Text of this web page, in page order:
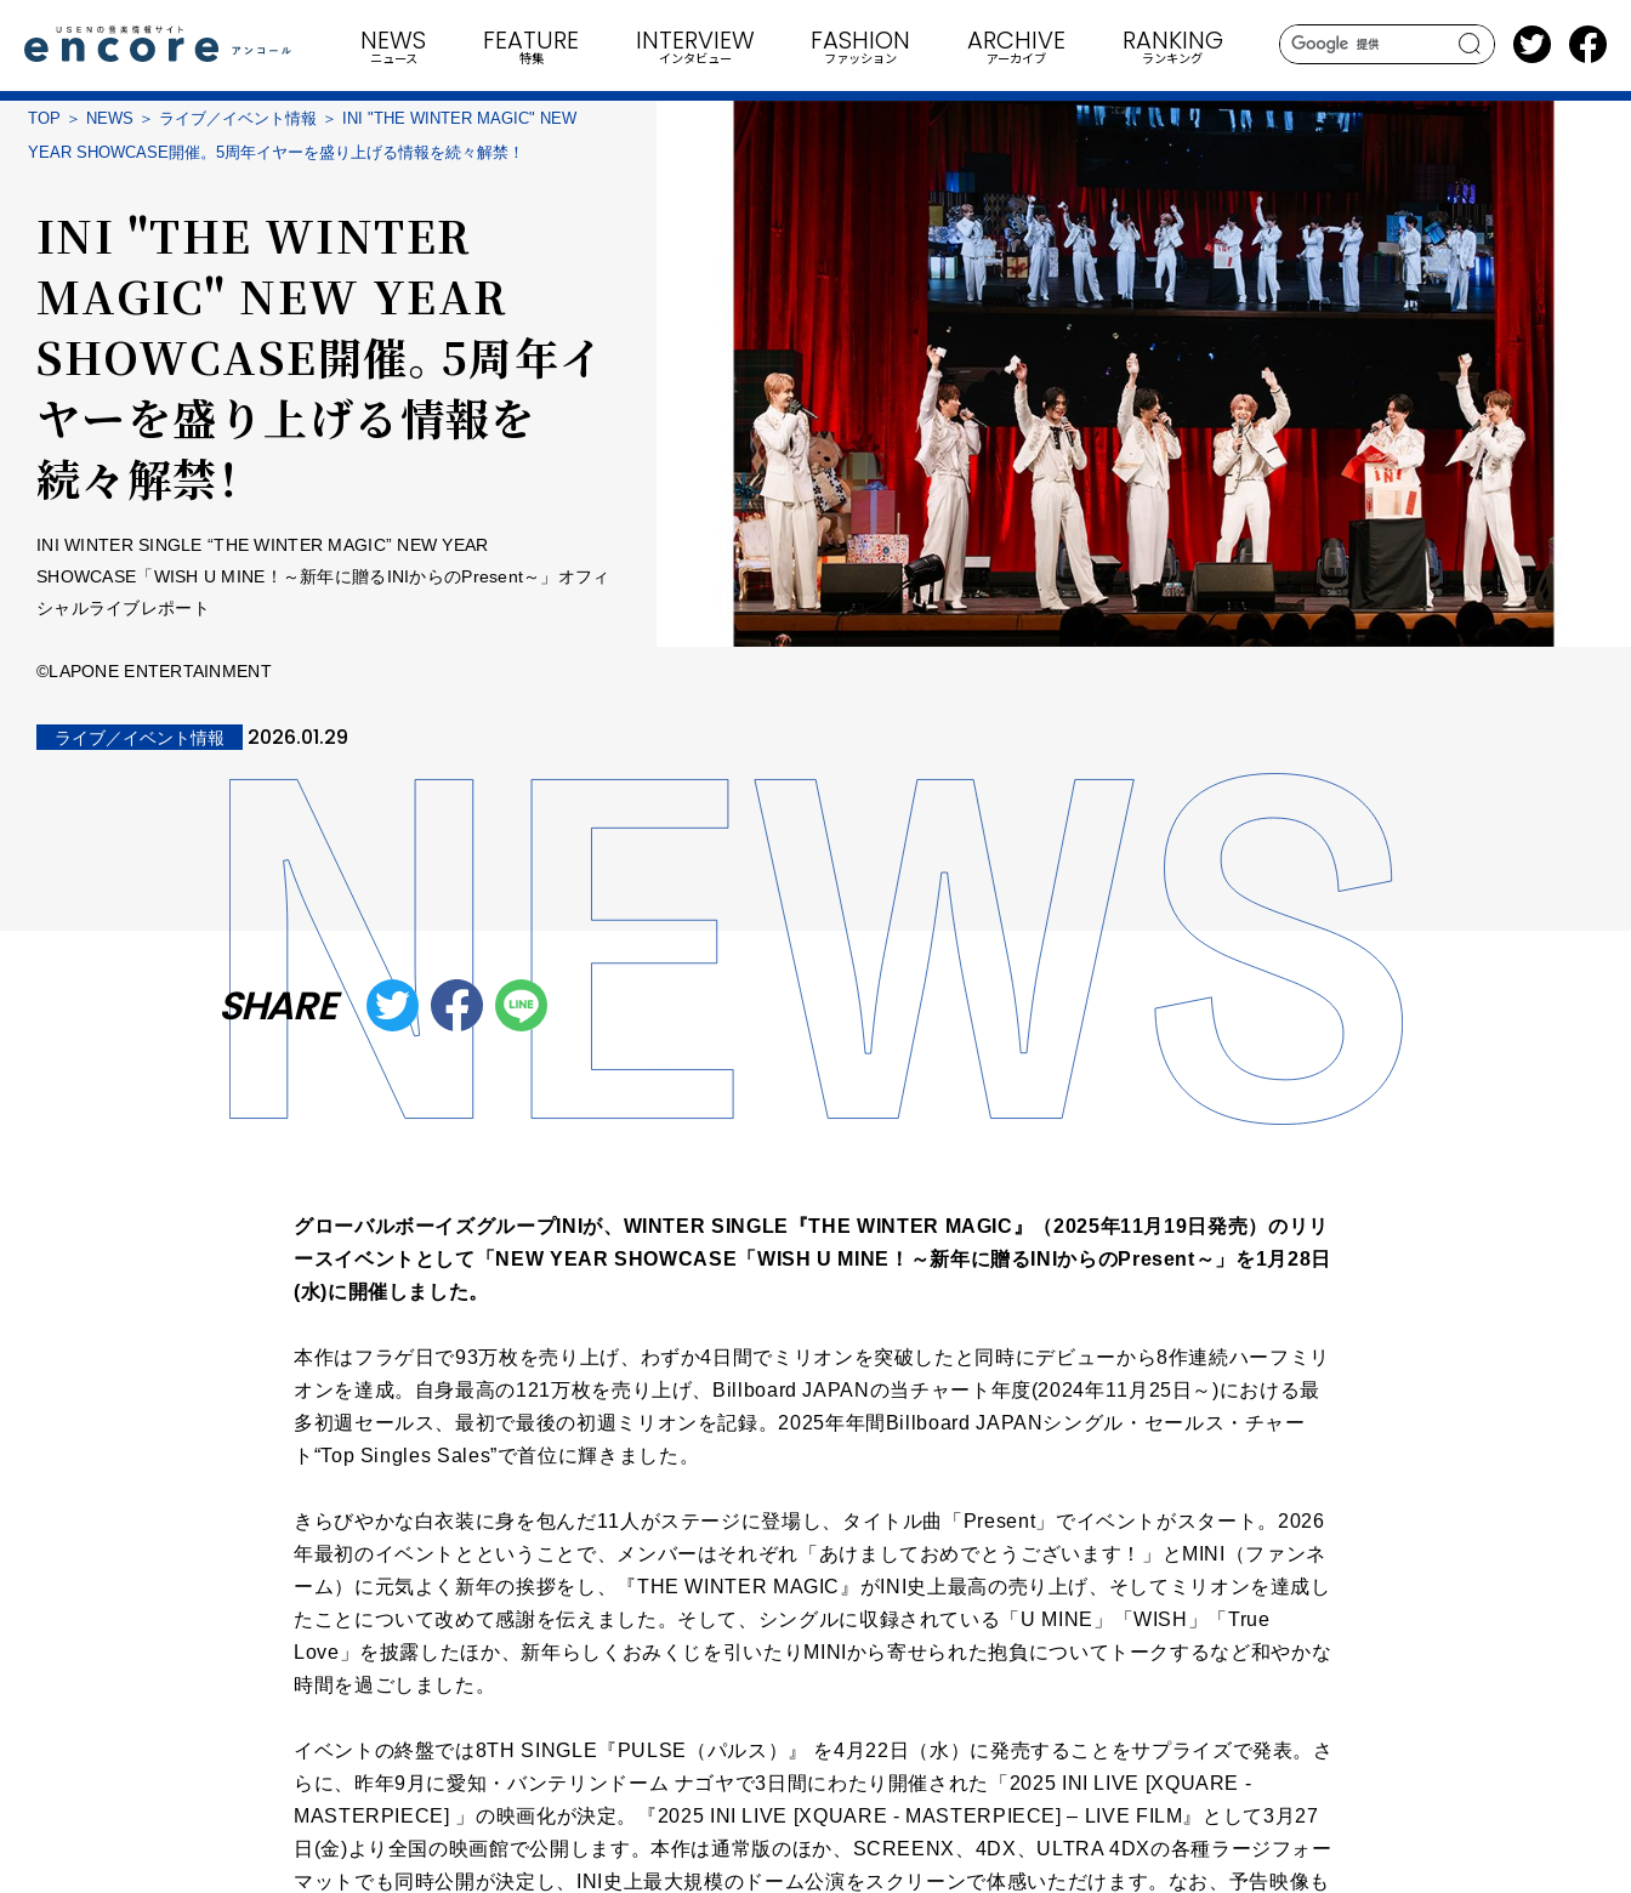
search
NEWS
ニュース
FEATURE
特集
INTERVIEW
インタビュー
FASHION
ファッション
ARCHIVE
アーカイブ
RANKING
ランキング
TOP NEWS ライブ／イベント情報
INI "THE WINTER MAGIC" NEW
YEAR SHOWCASE開催。5周年イヤーを盛り上げる情報を続々解禁！
INI "THE WINTER
MAGIC" NEW YEAR
SHOWCASE開催。5周年イ
ヤーを盛り上げる情報を
続々解禁！
INI WINTER SINGLE “THE WINTER MAGIC” NEW YEAR
SHOWCASE「WISH U MINE！～新年に贈るINIからのPresent～」オフィ
シャルライブレポート
©LAPONE ENTERTAINMENT
ライブ／イベント情報 2026.01.29
SHARE
グローバルボーイズグループINIが、WINTER SINGLE『THE WINTER MAGIC』（2025年11月19日発売）のリリ
ースイベントとして「NEW YEAR SHOWCASE「WISH U MINE！～新年に贈るINIからのPresent～」を1月28日
(水)に開催しました。
本作はフラゲ日で93万枚を売り上げ、わずか4日間でミリオンを突破したと同時にデビューから8作連続ハーフミリ
オンを達成。自身最高の121万枚を売り上げ、Billboard JAPANの当チャート年度(2024年11月25日～)における最
多初週セールス、最初で最後の初週ミリオンを記録。2025年年間Billboard JAPANシングル・セールス・チャー
ト“Top Singles Sales”で首位に輝きました。
きらびやかな白衣装に身を包んだ11人がステージに登場し、タイトル曲「Present」でイベントがスタート。2026
年最初のイベントとということで、メンバーはそれぞれ「あけましておめでとうございます！」とMINI（ファンネ
ーム）に元気よく新年の挨拶をし、『THE WINTER MAGIC』がINI史上最高の売り上げ、そしてミリオンを達成し
たことについて改めて感謝を伝えました。そして、シングルに収録されている「U MINE」「WISH」「True
Love」を披露したほか、新年らしくおみくじを引いたりMINIから寄せられた抱負についてトークするなど和やかな
時間を過ごしました。
イベントの終盤では8TH SINGLE『PULSE（パルス）』 を4月22日（水）に発売することをサプライズで発表。さ
らに、昨年9月に愛知・バンテリンドーム ナゴヤで3日間にわたり開催された「2025 INI LIVE [XQUARE -
MASTERPIECE] 」の映画化が決定。『2025 INI LIVE [XQUARE - MASTERPIECE] – LIVE FILM』として3月27
日(金)より全国の映画館で公開します。本作は通常版のほか、SCREENX、4DX、ULTRA 4DXの各種ラージフォー
マットでも同時公開が決定し、INI史上最大規模のドーム公演をスクリーンで体感いただけます。なお、予告映像も